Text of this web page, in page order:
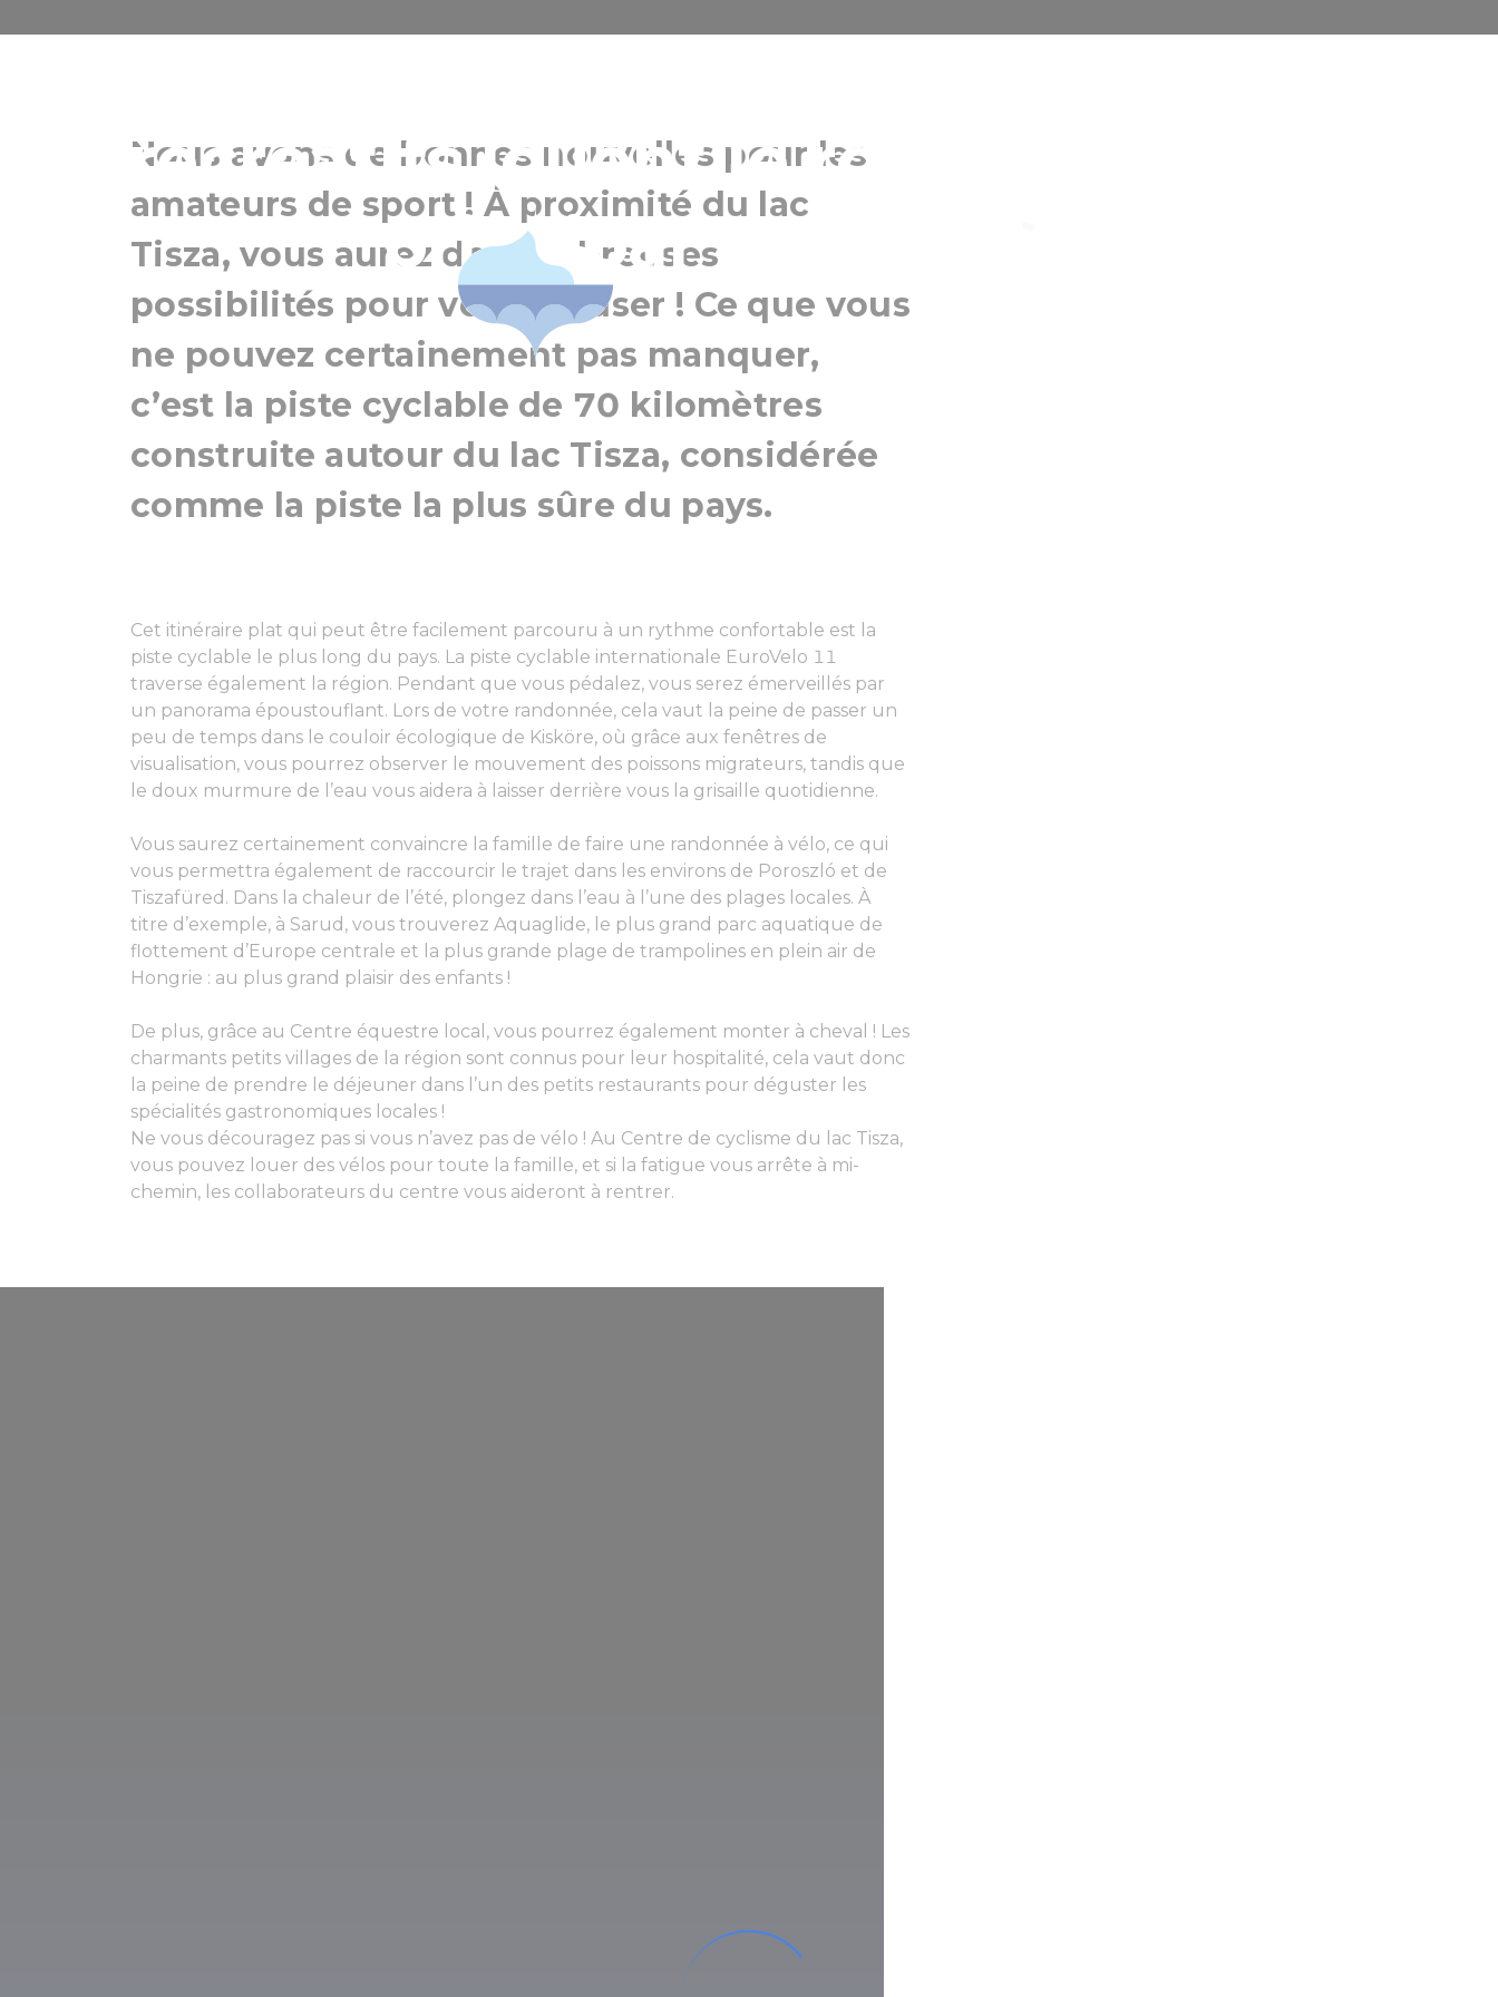
récréatifs jouent le rôle
principal
Nous avons de bonnes nouvelles pour les
amateurs de sport ! À proximité du lac
Tisza, vous aurez de nombreuses
possibilités pour vous amuser ! Ce que vous
ne pouvez certainement pas manquer,
c’est la piste cyclable de 70 kilomètres
construite autour du lac Tisza, considérée
comme la piste la plus sûre du pays.
Cet itinéraire plat qui peut être facilement parcouru à un rythme confortable est la
piste cyclable le plus long du pays. La piste cyclable internationale EuroVelo 11
traverse également la région. Pendant que vous pédalez, vous serez émerveillés par
un panorama époustouflant. Lors de votre randonnée, cela vaut la peine de passer un
peu de temps dans le couloir écologique de Kisköre, où grâce aux fenêtres de
visualisation, vous pourrez observer le mouvement des poissons migrateurs, tandis que
le doux murmure de l’eau vous aidera à laisser derrière vous la grisaille quotidienne.
Vous saurez certainement convaincre la famille de faire une randonnée à vélo, ce qui
vous permettra également de raccourcir le trajet dans les environs de Poroszló et de
Tiszafüred. Dans la chaleur de l’été, plongez dans l’eau à l’une des plages locales. À
titre d’exemple, à Sarud, vous trouverez Aquaglide, le plus grand parc aquatique de
flottement d’Europe centrale et la plus grande plage de trampolines en plein air de
Hongrie : au plus grand plaisir des enfants !
De plus, grâce au Centre équestre local, vous pourrez également monter à cheval ! Les
charmants petits villages de la région sont connus pour leur hospitalité, cela vaut donc
la peine de prendre le déjeuner dans l’un des petits restaurants pour déguster les
spécialités gastronomiques locales !
Ne vous découragez pas si vous n’avez pas de vélo ! Au Centre de cyclisme du lac Tisza,
vous pouvez louer des vélos pour toute la famille, et si la fatigue vous arrête à mi-
chemin, les collaborateurs du centre vous aideront à rentrer.